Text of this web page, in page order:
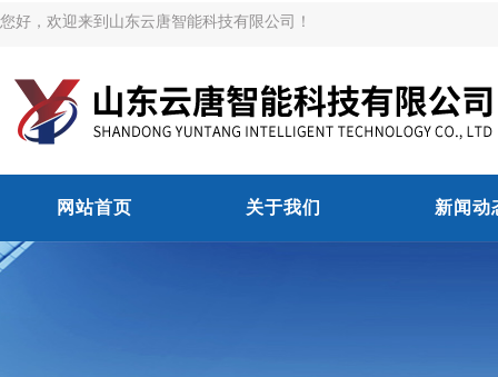
您好，欢迎来到山东云唐智能科技有限公司！
网站首页 关于我们 新闻动